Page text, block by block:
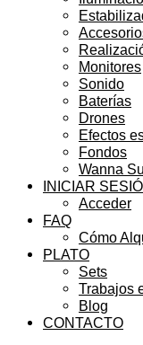
Monitores
Sonido
Baterías
Drones
Efectos
Fondos
Wanna
INICIAR
Acceder
FAQ
Cómo
PLATO
Sets
Trabajos
Blog
CONTACTO